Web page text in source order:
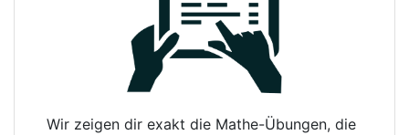
Wir zeigen dir exakt die Mathe-Übungen, die